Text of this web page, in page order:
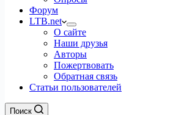
Форум
LTB.net
О сайте
Наши друзья
Авторы
Пожертвовать
Обратная связь
Статьи пользователей
Поиск